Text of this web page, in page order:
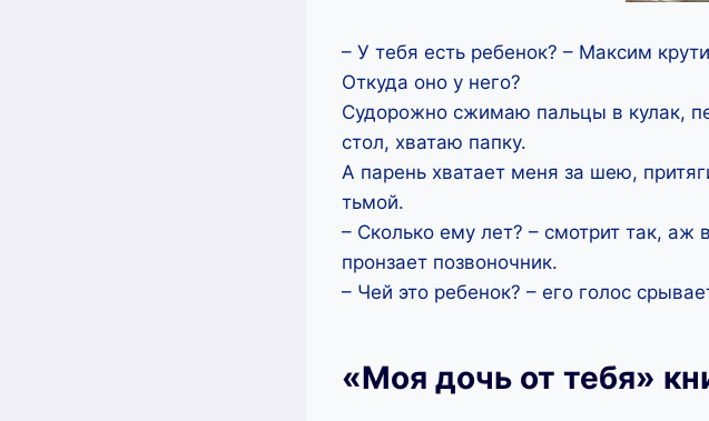
– У тебя есть ребенок? – Максим
Откуда оно у него?
Судорожно сжимаю пальцы в кулак,
стол, хватаю папку.
А парень хватает меня за шею,
тьмой.
– Сколько ему лет? – смотрит так,
пронзает позвоночник.
– Чей это ребенок? – его голос
«Моя дочь от тебя»